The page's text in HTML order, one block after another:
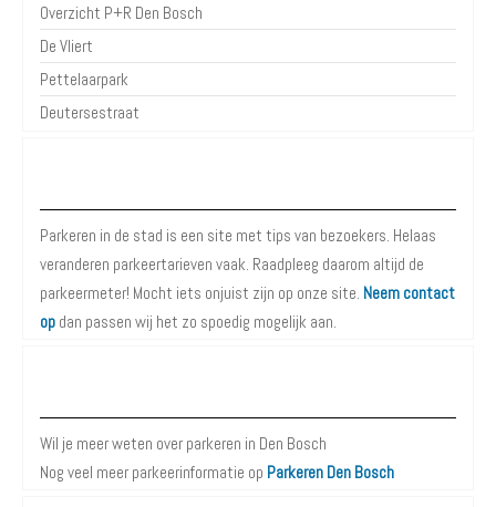
Overzicht P+R Den Bosch
De Vliert
Pettelaarpark
Deutersestraat
Parkeren in de stad is een site met tips van bezoekers. Helaas
veranderen parkeertarieven vaak. Raadpleeg daarom altijd de
parkeermeter! Mocht iets onjuist zijn op onze site. Neem contact
op dan passen wij het zo spoedig mogelijk aan.
Wil je meer weten over parkeren in Den Bosch
Nog veel meer parkeerinformatie op Parkeren Den Bosch